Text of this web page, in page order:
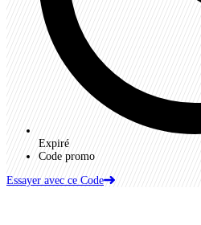
Expiré
Code promo
Essayer avec ce Code